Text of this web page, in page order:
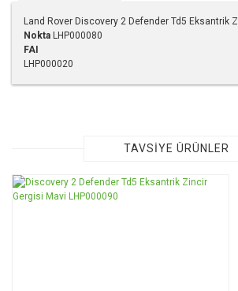
Land Rover Discovery 2 Defender Td5 Eksantrik
Nokta LHP000080
FAI
LHP000020
Görüş ve önerileriniz için teşekkür ederiz.
Ürün resmi kalitesiz, bozuk veya
TAVSİYE ÜRÜNLER